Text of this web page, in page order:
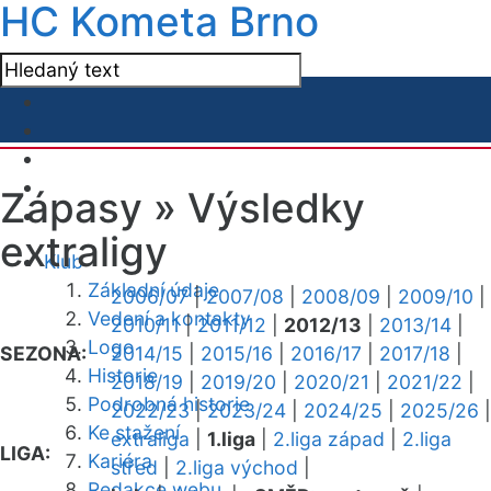
HC Kometa Brno
Klub
Základní údaje
Vedení a kontakty
Logo
Historie
Podrobná historie
Ke stažení
Kariéra
Zápasy » Výsledky
extraligy
SEZONA:
2006/07|2007/08 2008/09 2009/10
2010/11|2011/12 2012/13 2013/14
2014/15
2015/16 2016/17 2017/18
2018/19
2019/20 2020/21 2021/22
2022/23|2023/24 2024/25 2025/26
LIGA:
extraliga 1.liga 2.liga západ
2.liga
střed
2.liga východ